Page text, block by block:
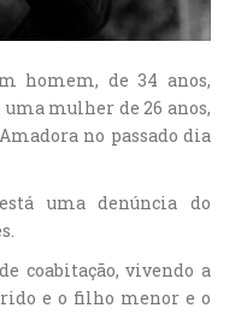
homem, de 34 anos,
uma mulher de 26 anos,
no passado dia
uma denúncia do
coabitação, vivendo a
e o filho menor e o